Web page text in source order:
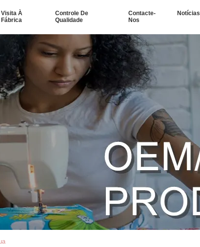
Visita À
Fábrica
Controle De
Qualidade
Contacte-
Nos
Notícias